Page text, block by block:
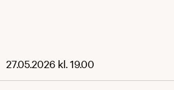
27.05.2026 kl. 19.00